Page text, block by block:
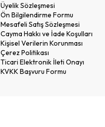
Üyelik Sözleşmesi
Ön Bilgilendirme Formu
Mesafeli Satış Sözleşmesi
Cayma Hakkı ve İade Koşulları
Kişisel Verilerin Korunması
Çerez Politikası
Ticari Elektronik İleti Onayı
KVKK Başvuru Formu